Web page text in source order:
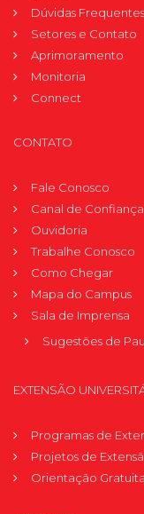
Dúvidas Frequentes
Setores e Contato
Aprimoramento
Monitoria
Connect
CONTATO
Fale Conosco
Canal de Confiança
Ouvidoria
Trabalhe Conosco
Como Chegar
Mapa do Campus
Sala de Imprensa
Sugestões de
EXTENSÃO
Programas de
Projetos de
Orientação